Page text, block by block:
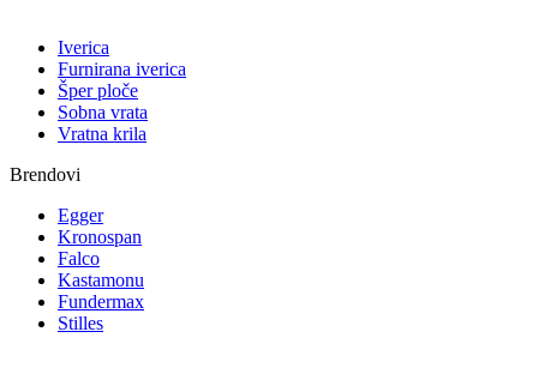
Iverica
Furnirana iverica
Šper ploče
Sobna vrata
Vratna krila
Brendovi
Egger
Kronospan
Falco
Kastamonu
Fundermax
Stilles